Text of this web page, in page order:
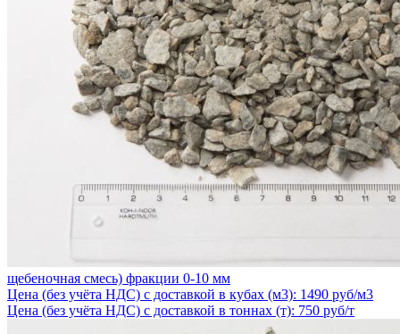
щебеночная смесь) фракции 0-10 мм
Цена (без учёта НДС) с доставкой в кубах (м3): 1490 руб/м3
Цена (без учёта НДС) с доставкой в тоннах (т): 750 руб/т